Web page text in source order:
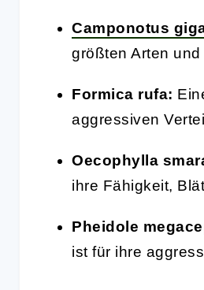
Camponotus
größten Arten
Formica rufa:
aggressiven
Oecophylla
ihre Fähigkeit,
Pheidole
ist für ihre